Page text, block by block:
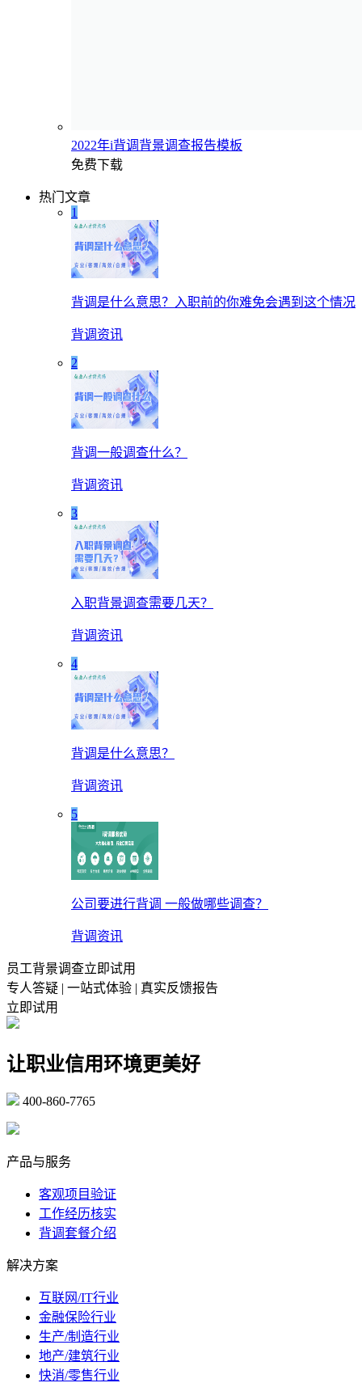
2022年i背调背景调查报告模板
免费下载
热门文章
1
背调是什么意思？入职前的你难免会遇到这个情况
背调资讯
2
背调一般调查什么？
背调资讯
3
入职背景调查需要几天？
背调资讯
4
背调是什么意思？
背调资讯
5
公司要进行背调 一般做哪些调查？
背调资讯
员工背景调查立即试用
专人答疑 | 一站式体验 | 真实反馈报告
立即试用
让职业信用环境更美好
400-860-7765
产品与服务
客观项目验证
工作经历核实
背调套餐介绍
解决方案
互联网/IT行业
金融保险行业
生产/制造行业
地产/建筑行业
快消/零售行业